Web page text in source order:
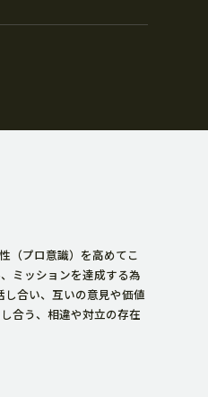
（プロ意識）を高めてこ
ミッションを達成する為
合い、互いの意見や価値
合う、相違や対立の存在